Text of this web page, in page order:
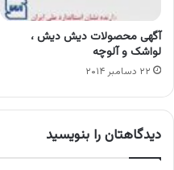
آگهی محصولات دیش دیش ،
لواشک و آلوچه
۲۲ دسامبر ۲۰۱۴
دیدگاهتان را بنویسید